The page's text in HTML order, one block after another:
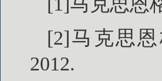
[2]马克思
2012.